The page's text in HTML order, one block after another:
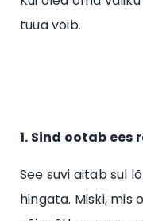
tuua võib.
1. Sind ootab ees
See suvi aitab sul
hingata. Miski, mis